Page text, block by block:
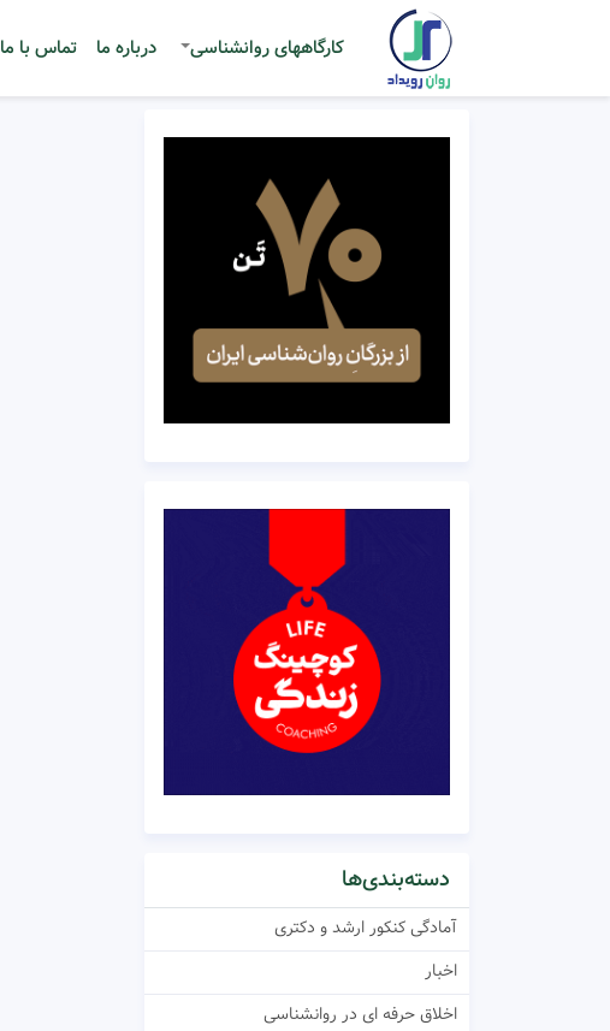
کارگاههای روانشناسی درباره ما تماس با ما
دسته‌بندی‌ها
آمادگی کنکور ارشد و دکتری
اخبار
اخلاق حرفه ای در روانشناسی